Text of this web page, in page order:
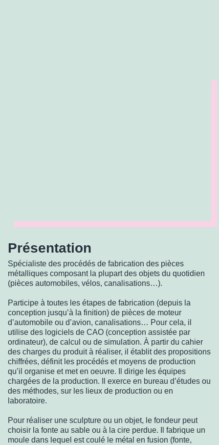
Présentation
Spécialiste des procédés de fabrication des pièces
métalliques composant la plupart des objets du quotidien
(pièces automobiles, vélos, canalisations…).
Participe à toutes les étapes de fabrication (depuis la
conception jusqu’à la finition) de pièces de moteur
d’automobile ou d’avion, canalisations… Pour cela, il
utilise des logiciels de CAO (conception assistée par
ordinateur), de calcul ou de simulation. À partir du cahier
des charges du produit à réaliser, il établit des propositions
chiffrées, définit les procédés et moyens de production
qu’il organise et met en oeuvre. Il dirige les équipes
chargées de la production. Il exerce en bureau d’études ou
des méthodes, sur les lieux de production ou en
laboratoire.
Pour réaliser une sculpture ou un objet, le fondeur peut
choisir la fonte au sable ou à la cire perdue. Il fabrique un
moule dans lequel est coulé le métal en fusion (fonte,